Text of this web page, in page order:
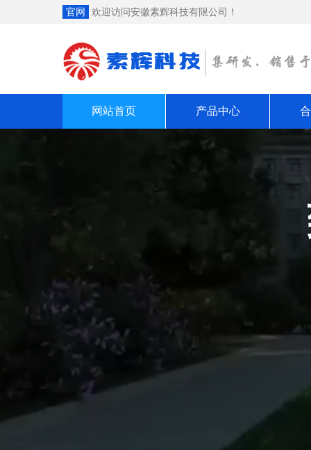
官网 欢迎访问安徽素辉科技有限公司！
网站首页 产品中心